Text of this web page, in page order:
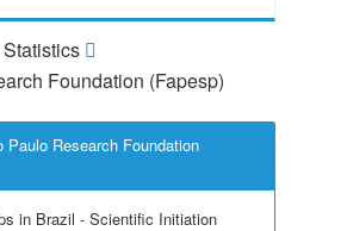
Foundation (Fapesp)
Paulo Research Foundation
in Brazil - Scientific Initiation